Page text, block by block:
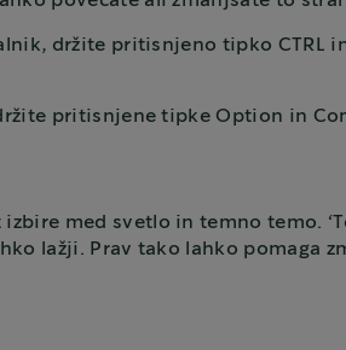
držite pritisnjeno tipko CTRL
pritisnjene tipke Option in
med svetlo in temno temo.
lažji. Prav tako lahko pomaga